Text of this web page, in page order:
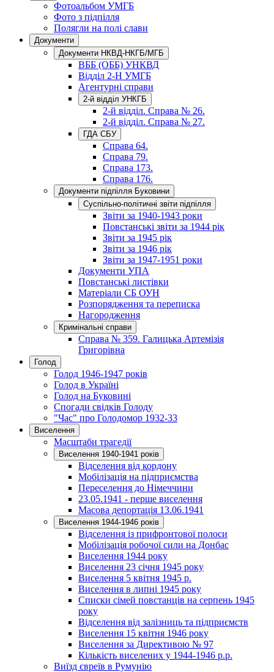
Фотоальбом УМГБ
Фото з підпілля
Полягли на полі слави
Документи
Документи НКВД-НКГБ/МГБ
ВББ (ОББ) УНКВД
Відділ 2-Н УМГБ
Агентурні справи
2-й відділ УНКГБ
2-й відділ. Справа № 26.
2-й відділ. Справа № 27.
ГДА СБУ
Справа 64.
Справа 79.
Справа 173.
Справа 176.
Документи підпілля Буковини
Суспільно-політичні звіти підпілля
Звіти за 1940-1943 роки
Повстанські звіти за 1944 рік
Звіти за 1945 рік
Звіти за 1946 рік
Звіти за 1947-1951 роки
Документи УПА
Повстанські листівки
Матеріали СБ ОУН
Розпорядження та переписка
Нагородження
Кримінальні справи
Справа № 359. Галицька Артемізія
Григорівна
Голод
Голод 1946-1947 років
Голод в Україні
Голод на Буковині
Спогади свідків Голоду
"Час" про Голодомор 1932-33
Виселення
Масштаби трагедії
Виселення 1940-1941 років
Відселення від кордону
Мобілізація на підприємства
Переселення до Німеччини
23.05.1941 - перше виселення
Масова депортація 13.06.1941
Виселення 1944-1946 років
Відселення із прифронтової полоси
Мобілізація робочої сили на Донбас
Виселення 1944 року
Виселення 23 січня 1945 року
Виселення 5 квітня 1945 р.
Виселення в липні 1945 року
Списки сімей повстанців на серпень 1945
року
Відселення від залізниць та підприємств
Виселення 15 квітня 1946 року
Виселення за Директивою № 97
Кількість виселених у 1944-1946 р.р.
Виїзд євреїв в Румунію